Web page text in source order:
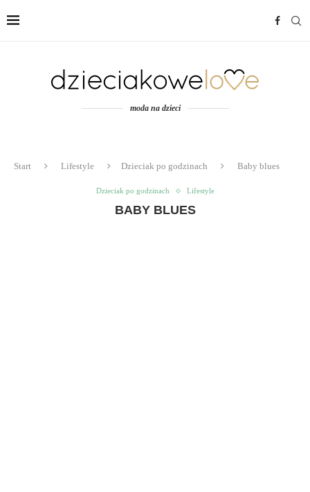
moda na dzieci
Start Lifestyle Dzieciak po godzinach Baby blues
Dzieciak po godzinach Lifestyle
BABY BLUES